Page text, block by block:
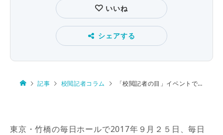
いいね
シェアする
記事 校閲記者コラム 「校閲記者の目」イベントで語られたこと
東京・竹橋の毎日ホールで2017年９月２５日、毎日